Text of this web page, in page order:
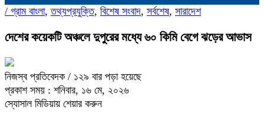
/ গ্রাম বাংলা,তথ্যপ্রযুক্তি, বিশেষ সংবাদ, সর্বশেষ, সারাদেশ
দেশের কয়েকটি অঞ্চলে দুপুরের মধ্যে ৬০ কিমি বেগে ঝড়ের আভাস
নিজস্ব প্রতিবেদক / ১২৯ বার পড়া হয়েছে
প্রকাশ সময় : শনিবার, ১৬ মে, ২০২৬
স্যোসাল মিডিয়ায় শেয়ার করুন